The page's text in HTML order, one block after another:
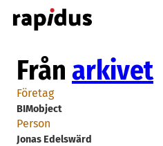
Hoppa
till
Från arkivet
Företag
BIMobject
Person
Jonas Edelswärd